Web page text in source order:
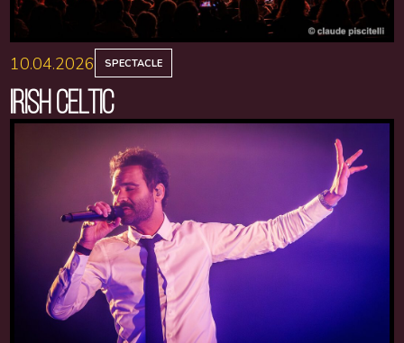
10.04.2026 SPECTACLE
IRISH CELTIC